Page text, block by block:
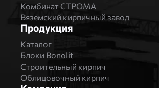
Комбинат СТРОМА
Вяземский кирпичный завод
Продукция
Каталог
Блоки Bonolit
Строительный кирпич
Облицовочный кирпич